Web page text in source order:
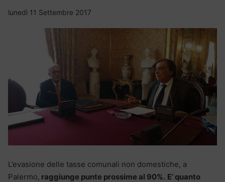
lunedì 11 Settembre 2017
L’evasione delle tasse comunali non domestiche, a
Palermo, raggiunge punte prossime al 90%. E’ quanto